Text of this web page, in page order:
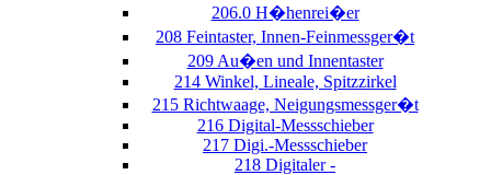
206.0 H�henrei�er
208 Feintaster, Innen-Feinmessger�t
209 Au�en und Innentaster
214 Winkel, Lineale, Spitzzirkel
215 Richtwaage, Neigungsmessger�t
216 Digital-Messschieber
217 Digi.-Messschieber
218 Digitaler -